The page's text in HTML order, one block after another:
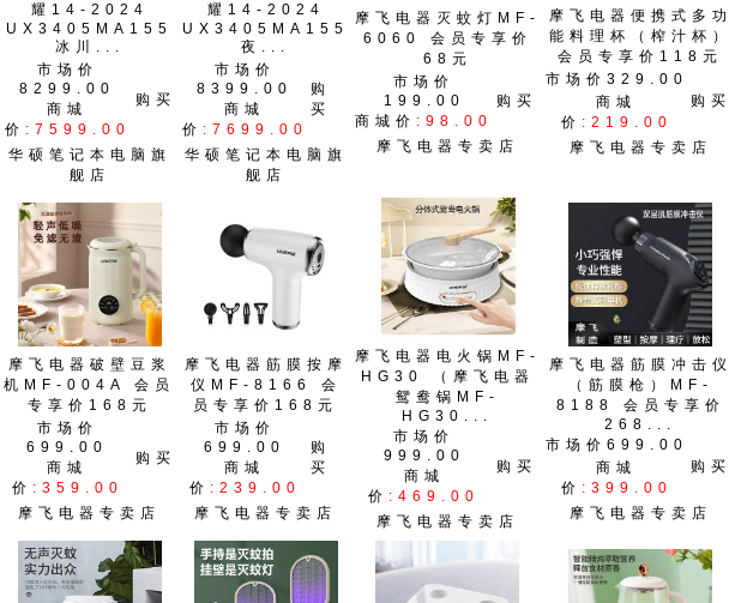
耀14-2024
UX3405MA155
冰川...
市场价
8299.00
购买
商城
价 :7599.00
华硕笔记本电脑旗
舰店
耀14-2024
UX3405MA155
夜...
市场价
8399.00
购
买
商城
价 :7699.00
华硕笔记本电脑旗
舰店
摩飞电器灭蚊灯MF-
6060 会员专享价
68元
市场价
199.00
购买
商城价 :98.00
摩飞电器专卖店
摩飞电器便携式多功
能料理杯（榨汁杯）
会员专享价118元
市场价329.00
购买
商城
价 :219.00
摩飞电器专卖店
摩飞电器破壁豆浆
机MF-004A 会员
专享价168元
市场价
699.00
购买
商城
价 :359.00
摩飞电器专卖店
摩飞电器筋膜按摩
仪MF-8166 会
员专享价168元
市场价
699.00
购
买
商城
价 :239.00
摩飞电器专卖店
摩飞电器电火锅MF-
HG30 （摩飞电器
鸳鸯锅MF-
HG30...
市场价
999.00
购买
商城
价 :469.00
摩飞电器专卖店
摩飞电器筋膜冲击仪
（筋膜枪）MF-
8188 会员专享价
268...
市场价699.00
购买
商城
价 :399.00
摩飞电器专卖店